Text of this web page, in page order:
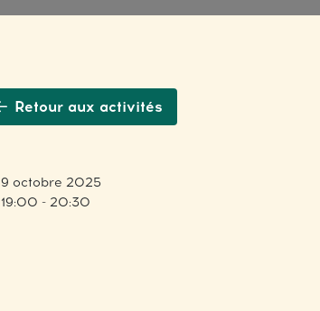
Retour aux activités
9 octobre 2025
19:00 - 20:30